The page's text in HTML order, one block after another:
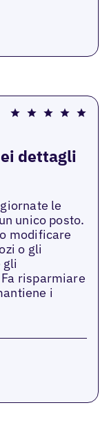
dettagli
le
unico posto.
modificare
o gli
gli
risparmiare
i